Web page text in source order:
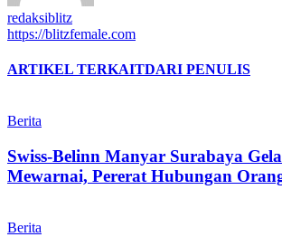
redaksiblitz
https://blitzfemale.com
ARTIKEL TERKAITDARI PENULIS
Berita
Swiss-Belinn Manyar Surabaya
Mewarnai, Pererat Hubungan
Berita